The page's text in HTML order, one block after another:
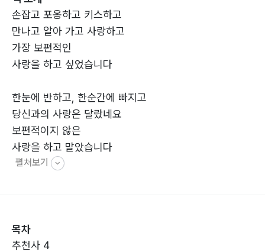
손잡고 포옹하고 키스하고
만나고 알아 가고 사랑하고
가장 보편적인
사랑을 하고 싶었습니다
한눈에 반하고, 한순간에 빠지고
당신과의 사랑은 달랐네요
보편적이지 않은
사랑을 하고 말았습니다
펼쳐보기
목차
추천사 4